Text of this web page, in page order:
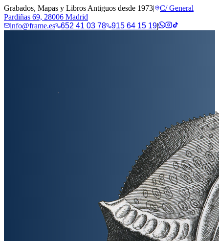
Grabados, Mapas y Libros Antiguos desde 1973|
C/ General
Pardiñas 69, 28006 Madrid
info@frame.es
652 41 03 78 915 64 15 19|